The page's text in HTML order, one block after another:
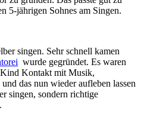
5-jährigen Sohnes am Singen.
singen. Sehr schnell kamen
wurde gegründet. Es waren
Kontakt mit Musik,
das nun wieder aufleben lassen
singen, sondern richtige